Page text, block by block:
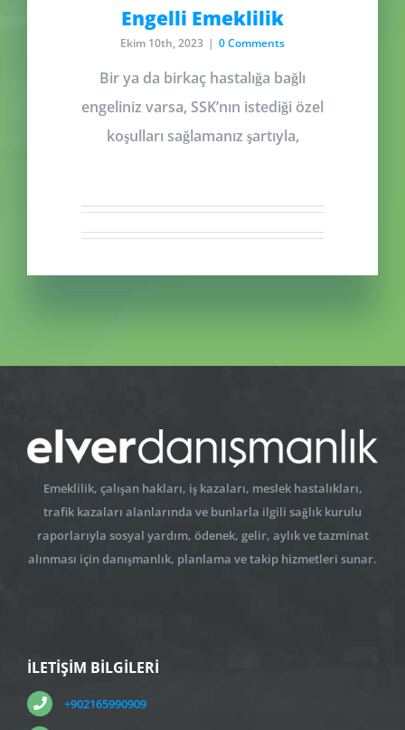
Engelli Emeklilik
Ekim 10th, 2023 | 0 Comments
Bir ya da birkaç hastalığa bağlı
engeliniz varsa, SSK’nın istediği özel
koşulları sağlamanız şartıyla,
Emeklilik, çalışan hakları, iş kazaları, meslek hastalıkları,
trafik kazaları alanlarında ve bunlarla ilgili sağlık kurulu
raporlarıyla sosyal yardım, ödenek, gelir, aylık ve tazminat
alınması için danışmanlık, planlama ve takip hizmetleri sunar.
İLETİŞİM BİLGİLERİ
+902165990909